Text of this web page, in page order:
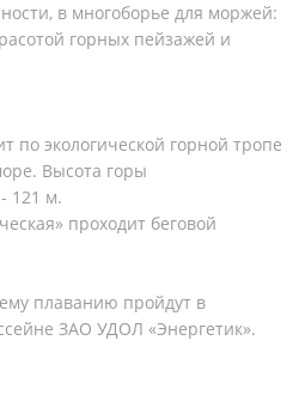
в многоборье для моржей:
горных пейзажей и
по экологической горной тропе
Высота горы
121 м.
проходит беговой
плаванию пройдут в
ЗАО УДОЛ «Энергетик».